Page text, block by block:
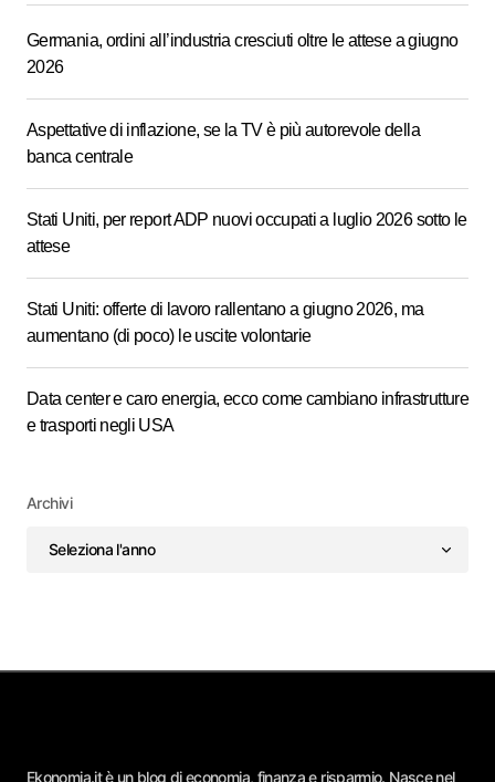
Germania, ordini all’industria cresciuti oltre le attese a giugno
2026
Aspettative di inflazione, se la TV è più autorevole della
banca centrale
Stati Uniti, per report ADP nuovi occupati a luglio 2026 sotto le
attese
Stati Uniti: offerte di lavoro rallentano a giugno 2026, ma
aumentano (di poco) le uscite volontarie
Data center e caro energia, ecco come cambiano infrastrutture
e trasporti negli USA
Archivi
Ekonomia.it è un blog di economia, finanza e risparmio. Nasce nel